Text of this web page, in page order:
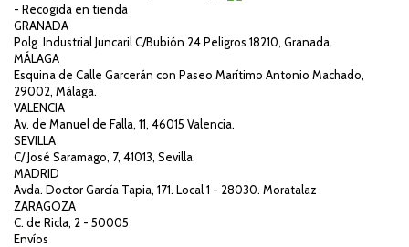
- Recogida en tienda
GRANADA
Polg. Industrial Juncaril C/Bubión 24 Peligros 18210, Granada.
MÁLAGA
Esquina de Calle Garcerán con Paseo Marítimo Antonio Machado,
29002, Málaga.
VALENCIA
Av. de Manuel de Falla, 11, 46015 Valencia.
SEVILLA
C/ José Saramago, 7, 41013, Sevilla.
MADRID
Avda. Doctor García Tapia, 171. Local 1 - 28030. Moratalaz
ZARAGOZA
C. de Ricla, 2 - 50005
Envíos